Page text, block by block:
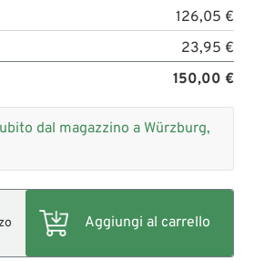
126,05 €
23,95 €
150,00 €
dal magazzino a Würzburg,